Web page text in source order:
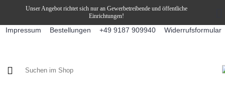
Unser Angebot richtet sich nur an Gewerbetreibende und öffentliche
Einrichtungen!
Impressum Bestellungen +49 9187 909940 Widerrufsformular